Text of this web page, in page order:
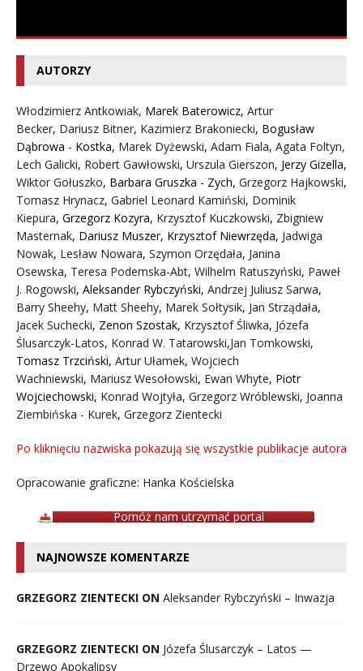
AUTORZY
Włodzimierz Antkowiak, Marek Baterowicz, Artur
Becker, Dariusz Bitner, Kazimierz Brakoniecki, Bogusław
Dąbrowa - Kostka, Marek Dyżewski, Adam Fiala, Agata Foltyn,
Lech Galicki, Robert Gawłowski, Urszula Gierszon, Jerzy Gizella,
Wiktor Gołuszko, Barbara Gruszka - Zych, Grzegorz Hajkowski,
Tomasz Hrynacz, Gabriel Leonard Kamiński, Dominik
Kiepura, Grzegorz Kozyra, Krzysztof Kuczkowski, Zbigniew
Masternak, Dariusz Muszer, Krzysztof Niewrzęda, Jadwiga
Nowak, Lesław Nowara, Szymon Orzędała, Janina
Osewska, Teresa Podemska-Abt, Wilhelm Ratuszyński, Paweł
J. Rogowski, Aleksander Rybczyński, Andrzej Juliusz Sarwa,
Barry Sheehy, Matt Sheehy, Marek Sołtysik, Jan Strządała,
Jacek Suchecki, Zenon Szostak, Krzysztof Śliwka, Józefa
Ślusarczyk-Latos, Konrad W. Tatarowski,Jan Tomkowski,
Tomasz Trzciński, Artur Ułamek, Wojciech
Wachniewski, Mariusz Wesołowski, Ewan Whyte, Piotr
Wojciechowski, Konrad Wojtyła, Grzegorz Wróblewski, Joanna
Ziembińska - Kurek, Grzegorz Zientecki
Po kliknięciu nazwiska pokazują się wszystkie publikacje autora
Opracowanie graficzne: Hanka Kościelska
Pomóż nam utrzymać portal
NAJNOWSZE KOMENTARZE
GRZEGORZ ZIENTECKI ON Aleksander Rybczyński – Inwazja
GRZEGORZ ZIENTECKI ON Józefa Ślusarczyk – Latos —
Drzewo Apokalipsy